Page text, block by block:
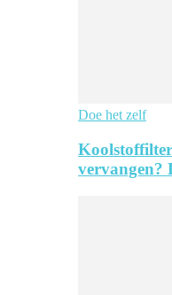
Doe het zelf
vervangen?